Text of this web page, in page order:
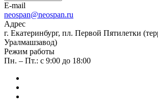
E-mail
neospan@neospan.ru
Адрес
г. Екатеринбург, пл. Первой Пятилетки
Уралмашзавод)
Режим работы
Пн. – Пт.: с 9:00 до 18:00